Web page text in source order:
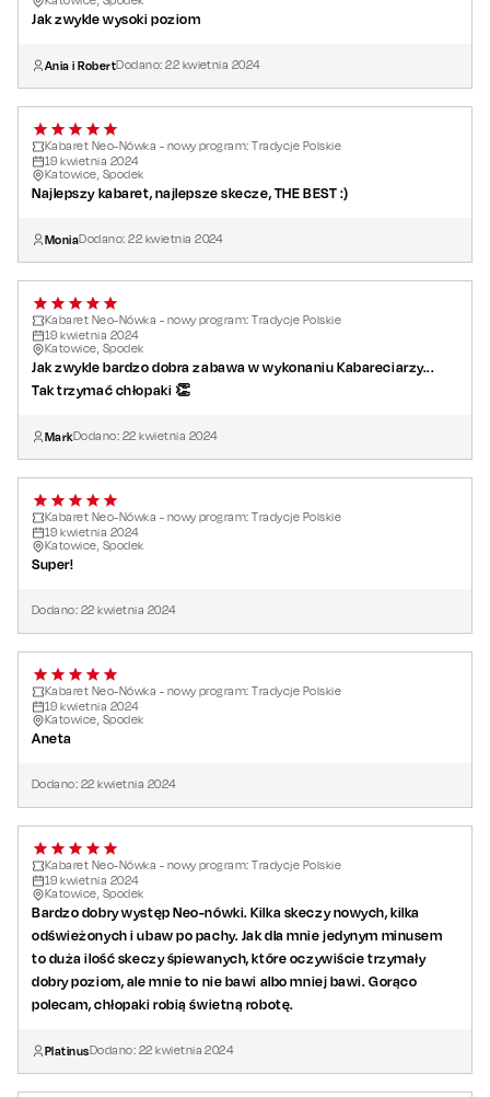
Jak zwykle wysoki poziom
Ania i RobertDodano:22 kwietnia 2024
Kabaret Neo-Nówka - nowy program: Tradycje Polskie
19 kwietnia 2024
Katowice, Spodek
Najlepszy kabaret, najlepsze skecze, THE BEST :)
MoniaDodano:22 kwietnia 2024
Kabaret Neo-Nówka - nowy program: Tradycje Polskie
19 kwietnia 2024
Katowice, Spodek
Jak zwykle bardzo dobra zabawa w wykonaniu Kabareciarzy...
Tak trzymać chłopaki 👏
MarkDodano: 22 kwietnia 2024
Kabaret Neo-Nówka - nowy program: Tradycje Polskie
19 kwietnia 2024
Katowice, Spodek
Super!
Dodano: 22 kwietnia 2024
Kabaret Neo-Nówka - nowy program: Tradycje Polskie
19 kwietnia 2024
Katowice, Spodek
Aneta
Dodano: 22 kwietnia 2024
Kabaret Neo-Nówka - nowy program: Tradycje Polskie
19 kwietnia 2024
Katowice, Spodek
Bardzo dobry występ Neo-nówki. Kilka skeczy nowych, kilka
odświeżonych i ubaw po pachy. Jak dla mnie jedynym minusem
to duża ilość skeczy śpiewanych, które oczywiście trzymały
dobry poziom, ale mnie to nie bawi albo mniej bawi. Gorąco
polecam, chłopaki robią świetną robotę.
PlatinusDodano: 22 kwietnia 2024